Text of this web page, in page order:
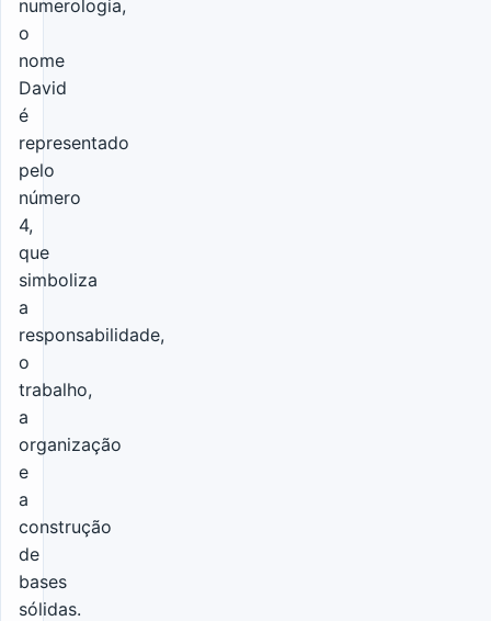
numerologia,
o
nome
David
é
representado
pelo
número
4,
que
simboliza
a
responsabilidade,
o
trabalho,
a
organização
e
a
construção
de
bases
sólidas.